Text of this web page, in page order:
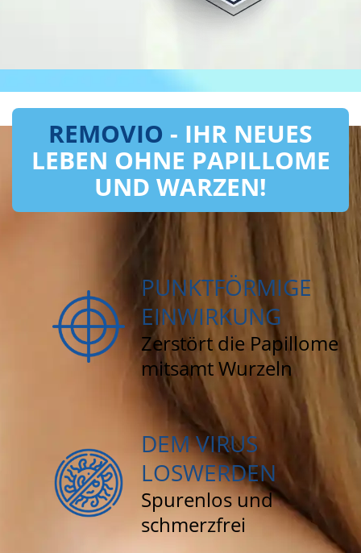
REMOVIO - IHR NEUES
LEBEN OHNE PAPILLOME
UND WARZEN!
PUNKTFÖRMIGE
EINWIRKUNG
Zerstört die Papillome
mitsamt Wurzeln
DEM VIRUS
LOSWERDEN
Spurenlos und
schmerzfrei